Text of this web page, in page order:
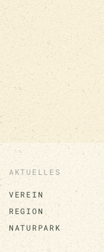
AKTUELLES
VEREIN
REGION
NATURPARK